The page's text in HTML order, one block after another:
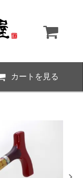
カートを見る